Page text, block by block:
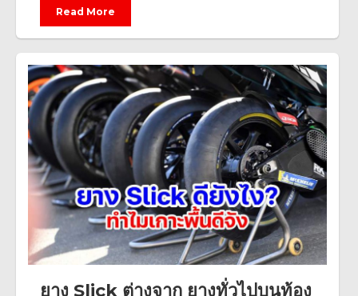
Read More
ยาง Slick ต่างจาก ยางทั่วไปบนท้อง